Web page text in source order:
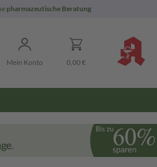
pharmazeutische Beratung
Mein Konto 0,00 €